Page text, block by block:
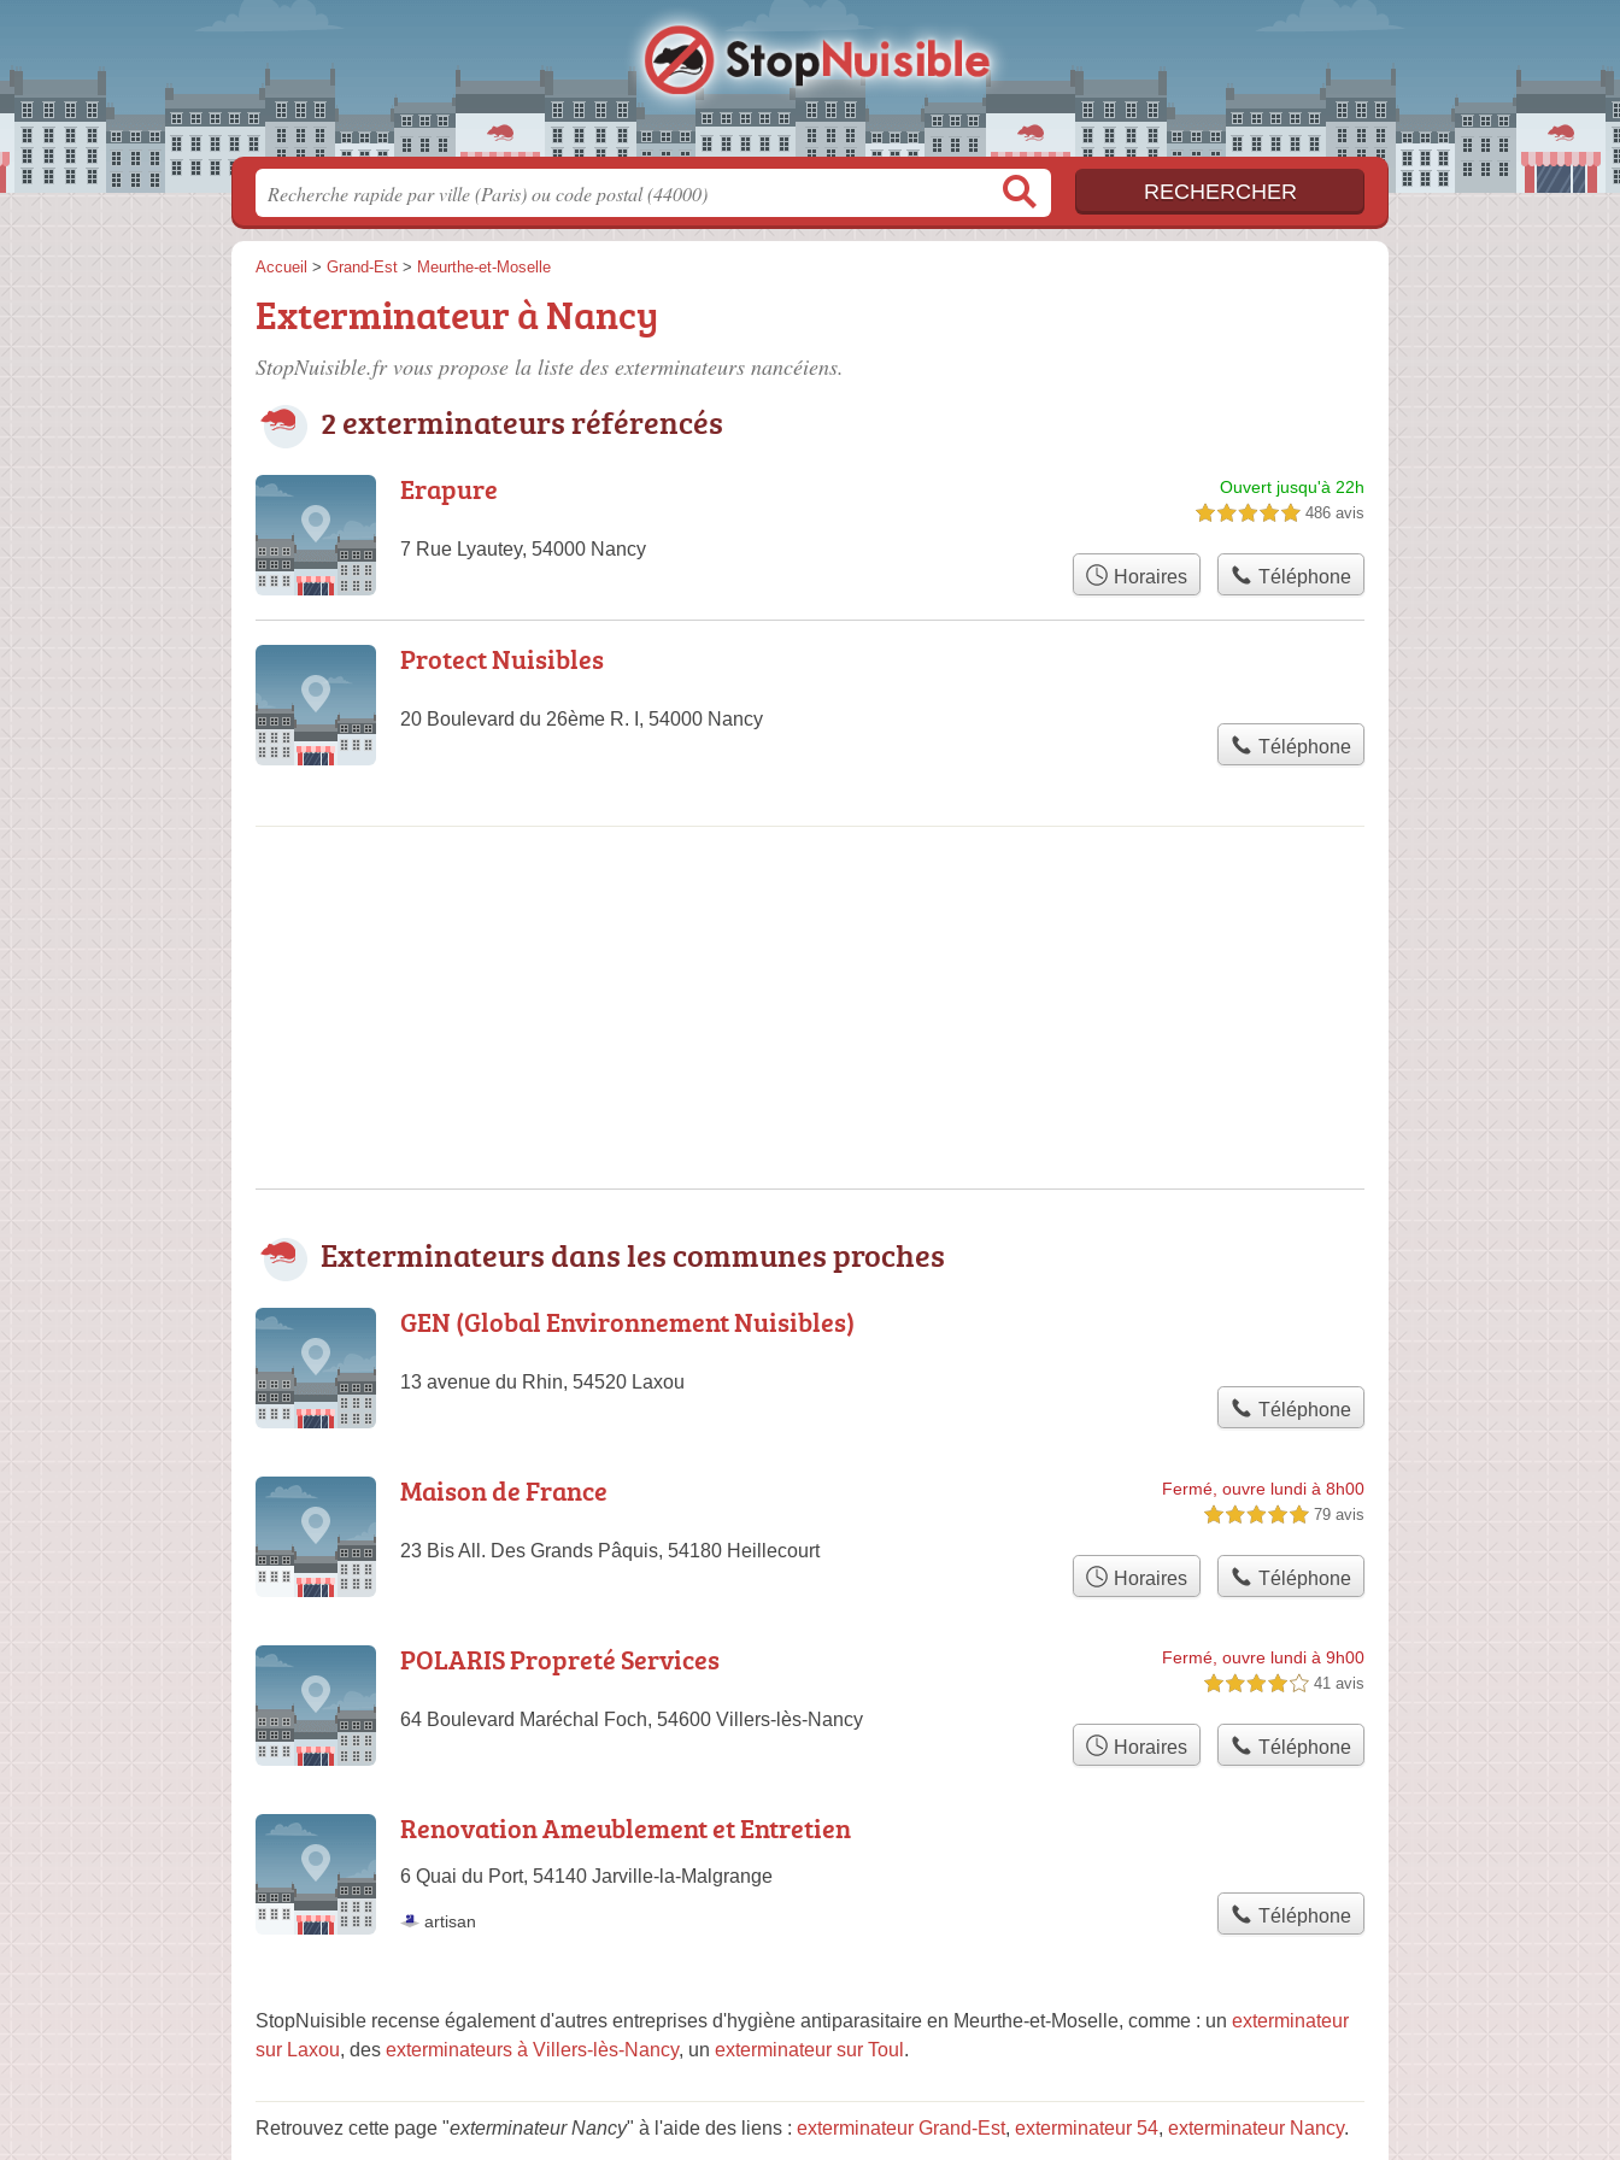
Accueil > Grand-Est > Meurthe-et-Moselle
Exterminateur à Nancy
StopNuisible.fr vous propose la liste des exterminateurs nancéiens.
2 exterminateurs référencés
Erapure
7 Rue Lyautey, 54000 Nancy
Ouvert jusqu'à 22h
5,0 étoiles sur 5 486 avis
Horaires Téléphone
Protect Nuisibles
20 Boulevard du 26ème R. I, 54000 Nancy
Téléphone
Exterminateurs dans les communes proches
GEN (Global Environnement Nuisibles)
13 avenue du Rhin, 54520 Laxou
Téléphone
Maison de France
23 Bis All. Des Grands Pâquis, 54180 Heillecourt
Fermé, ouvre lundi à 8h00
5,0 étoiles sur 5 79 avis
Horaires Téléphone
POLARIS Propreté Services
64 Boulevard Maréchal Foch, 54600 Villers-lès-Nancy
Fermé, ouvre lundi à 9h00
4,0 étoiles sur 5 41 avis
Horaires Téléphone
Renovation Ameublement et Entretien
6 Quai du Port, 54140 Jarville-la-Malgrange
artisan Téléphone
StopNuisible recense également d'autres entreprises d'hygiène antiparasitaire en Meurthe-et-Moselle, comme : un exterminateur
sur Laxou, des exterminateurs à Villers-lès-Nancy, un exterminateur sur Toul .
Retrouvez cette page "exterminateur Nancy" à l'aide des liens : exterminateur Grand-Est, exterminateur 54, exterminateur Nancy.